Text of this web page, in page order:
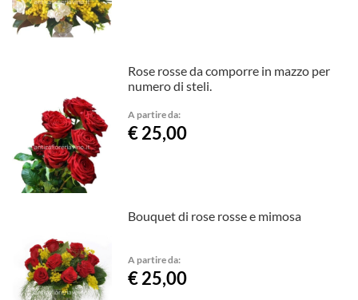
Rose rosse da comporre in mazzo per
numero di steli.
A partire da:
€ 25,00
Bouquet di rose rosse e mimosa
A partire da:
€ 25,00